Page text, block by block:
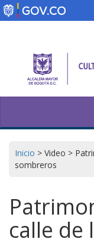
Pasar
al
Inicio > Video >
sombreros
calle de